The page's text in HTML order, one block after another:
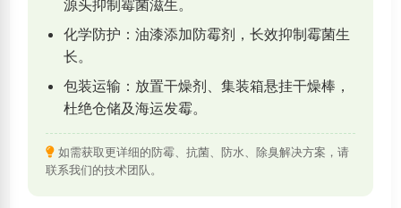
源头抑制霉菌滋生。
化学防护：油漆添加防霉剂，长效抑制霉菌生
长。
包装运输：放置干燥剂、集装箱悬挂干燥棒，
杜绝仓储及海运发霉。
如需获取更详细的防霉、抗菌、防水、除臭解决方案，请
联系我们的技术团队。